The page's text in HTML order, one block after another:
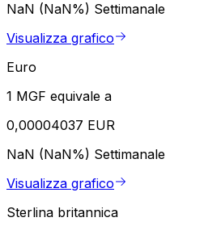
NaN (NaN%) Settimanale
Visualizza grafico
Euro
1 MGF equivale a
0,00004037 EUR
NaN (NaN%) Settimanale
Visualizza grafico
Sterlina britannica